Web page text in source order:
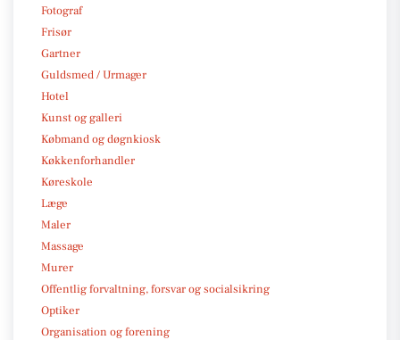
Fotograf
Frisør
Gartner
Guldsmed / Urmager
Hotel
Kunst og galleri
Købmand og døgnkiosk
Køkkenforhandler
Køreskole
Læge
Maler
Massage
Murer
Offentlig forvaltning, forsvar og socialsikring
Optiker
Organisation og forening